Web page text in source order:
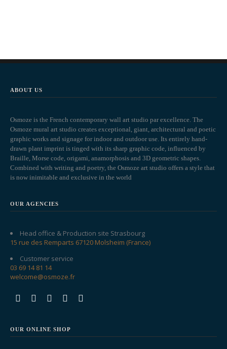
ABOUT US
Osmoze is the French contemporary wall art studio par excellence. The
Osmoze mural art studio creates exceptional, giant, architectural and poetic
graphic works and signage for indoor and outdoor use. Its entirely hand-
drawn plant imprint is tinged with its sharp graphic code, influenced by
Braille, Morse code, origami, anamorphosis and 3D geometric shapes.
Combined with writing and poetry, the Osmoze art studio offers a style that
is now inimitable and exclusive in the world
OUR AGENCIES
Head office & Production site Strasbourg
15 rue des Remparts 67120 Molsheim (France)
Customer service
03 69 14 81 14
welcome@osmoze.fr
OUR ONLINE SHOP